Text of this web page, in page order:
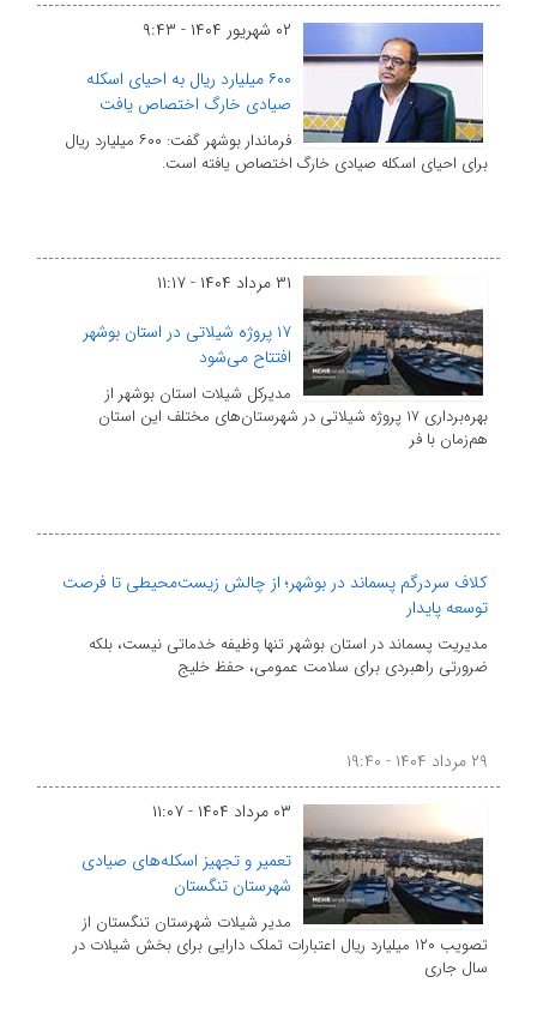
۰۲ شهریور ۱۴۰۴ - ۹:۴۳
۶۰۰ میلیارد ریال به احیای اسکله
صیادی خارگ اختصاص یافت
فرماندار بوشهر گفت: ۶۰۰ میلیارد ریال
برای احیای اسکله صیادی خارگ اختصاص یافته است.
۳۱ مرداد ۱۴۰۴ - ۱۱:۱۷
۱۷ پروژه شیلاتی در استان بوشهر
افتتاح می‌شود
مدیرکل شیلات استان بوشهر از
بهره‌برداری ۱۷ پروژه شیلاتی در شهرستان‌های مختلف این استان
هم‌زمان با فر
کلاف سردرگم پسماند در بوشهر؛ از چالش زیست‌محیطی تا فرصت
توسعه پایدار
مدیریت پسماند در استان بوشهر تنها وظیفه خدماتی نیست، بلکه
ضرورتی راهبردی برای سلامت عمومی، حفظ خلیج‌
۲۹ مرداد ۱۴۰۴ - ۱۹:۴۰
۰۳ مرداد ۱۴۰۴ - ۱۱:۰۷
تعمیر و تجهیز اسکله‌های صیادی
شهرستان تنگستان
مدیر شیلات شهرستان تنگستان از
تصویب ۱۲۰ میلیارد ریال اعتبارات تملک دارایی برای بخش شیلات در
سال جاری